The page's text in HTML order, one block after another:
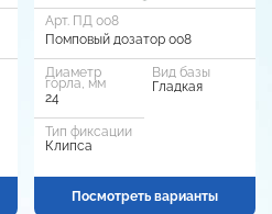
Арт. ПД 008
Помповый дозатор 008
Диаметр
горла, мм
24
Вид базы
Гладкая
Тип фиксации
Клипса
Посмотреть варианты